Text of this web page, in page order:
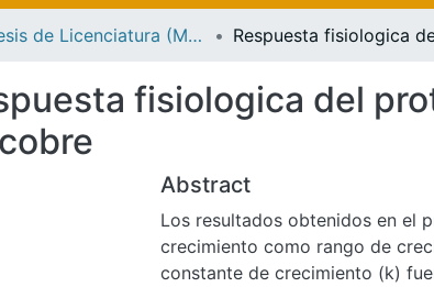
Tesis de Licenciatura (Mexicali)
fisiologica del
Abstract
Los resultados obtenidos en el
crecimiento como rango de
constante de crecimiento (k)